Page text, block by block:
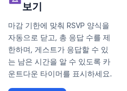
보기
마감 기한에 맞춰 RSVP 양식을
자동으로 닫고, 총 응답 수를 제
한하며, 게스트가 응답할 수 있
는 남은 시간을 알 수 있도록 카
운트다운 타이머를 표시하세요.